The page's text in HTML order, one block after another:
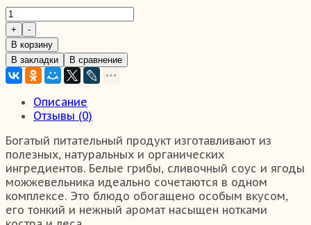
В корзину
В закладки
В сравнение
Описание
Отзывы (0)
Богатый питательный продукт изготавливают из
полезных, натуральных и органических
ингредиентов. Белые грибы, сливочный соус и ягоды
можжевельника идеально сочетаются в одном
комплексе. Это блюдо обогащено особым вкусом,
его тонкий и нежный аромат насыщен нотками